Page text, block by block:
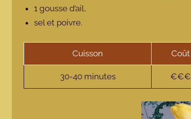
1 gousse d’ail,
sel et poivre.
Cuisson Coût
30-40 minutes €€€